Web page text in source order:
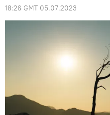
18:26 GMT 05.07.2023